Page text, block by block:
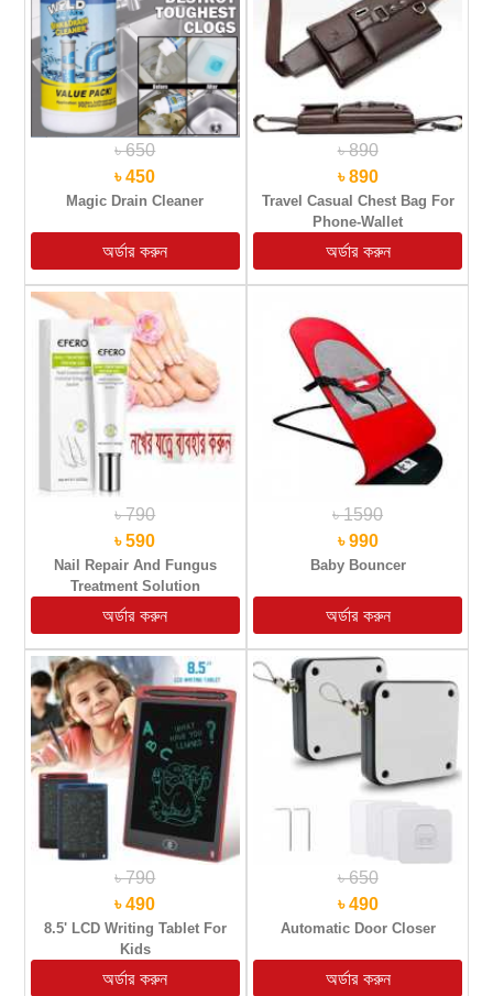
৳ 650
৳ 450
Magic Drain Cleaner
৳ 890
৳ 890
Travel Casual Chest Bag For
Phone-Wallet
৳ 790
৳ 590
Nail Repair And Fungus
Treatment Solution
৳ 1590
৳ 990
Baby Bouncer
৳ 790
৳ 490
8.5' LCD Writing Tablet For
Kids
৳ 650
৳ 490
Automatic Door Closer